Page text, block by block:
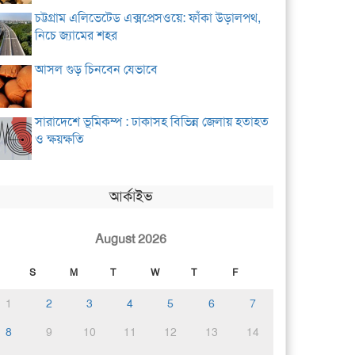
চট্টগ্রাম এলিভেটেড এক্সপ্রেসওয়ে: ফাঁকা উড়ালপথ,
নিচে জ্যামের শহর
আসল গুড় চিনবেন যেভাবে
সারাদেশে ভূমিকম্প : ঢাকাসহ বিভিন্ন জেলায় হতাহত
ও ক্ষয়ক্ষতি
আর্কাইভ
August 2026
S M T W T F
1 2 3 4 5 6
7
8
9 10 11 12 13
14